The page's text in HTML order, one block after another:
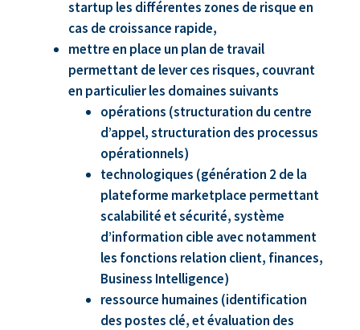
startup les différentes zones de risque en
cas de croissance rapide,
mettre en place un plan de travail
permettant de lever ces risques, couvrant
en particulier les domaines suivants
opérations (structuration du centre
d’appel, structuration des processus
opérationnels)
technologiques (génération 2 de la
plateforme marketplace permettant
scalabilité et sécurité, système
d’information cible avec notamment
les fonctions relation client, finances,
Business Intelligence)
ressource humaines (identification
des postes clé, et évaluation des